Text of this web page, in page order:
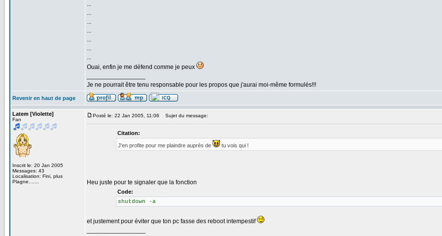
...
...
...
...
...
...
...
Ouai, enfin je me défend comme je peux
Je ne pourrait être tenu responsable pour les propos que j'aurai moi-même formulés!!!
Revenir en haut de page
Latem [Violette]
Fan
Inscrit le: 20 Jan 2005
Messages: 43
Localisation: Fini, plus
Plagne.......
Posté le: 22 Jan 2005, 11:06 Sujet du message:
Citation:
J'en profite pour me plaindre auprès de tu vois qui !
Heu juste pour te signaler que la fonction
Code:
shutdown -a
et justement pour éviter que ton pc fasse des reboot intempestif